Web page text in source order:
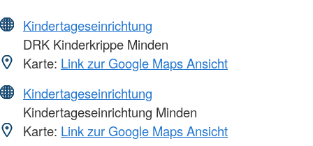
Kindertageseinrichtung
DRK Kinderkrippe Minden
Karte: Link zur Google Maps Ansicht
Kindertageseinrichtung
Kindertageseinrichtung Minden
Karte: Link zur Google Maps Ansicht